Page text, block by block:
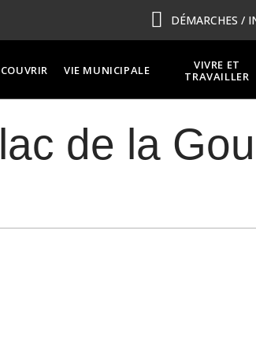
DÉMARCHES /
VIE MUNICIPALE
VIVRE ET
TRAVAILLER
de la